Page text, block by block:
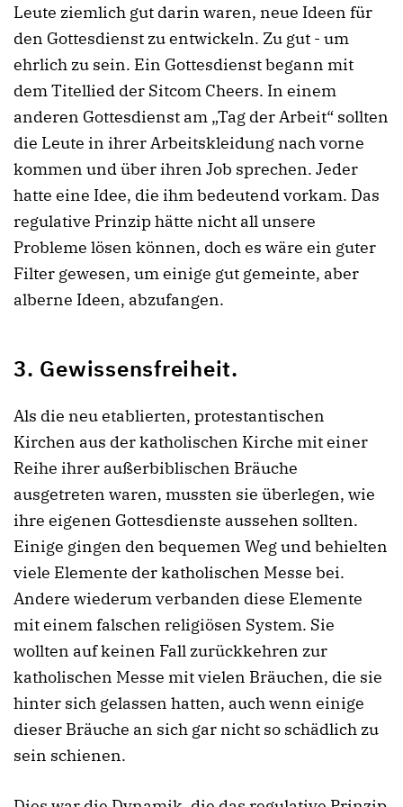
Leute ziemlich gut darin waren, neue Ideen für
den Gottesdienst zu entwickeln. Zu gut - um
ehrlich zu sein. Ein Gottesdienst begann mit
dem Titellied der Sitcom Cheers. In einem
anderen Gottesdienst am „Tag der Arbeit“ sollten
die Leute in ihrer Arbeitskleidung nach vorne
kommen und über ihren Job sprechen. Jeder
hatte eine Idee, die ihm bedeutend vorkam. Das
regulative Prinzip hätte nicht all unsere
Probleme lösen können, doch es wäre ein guter
Filter gewesen, um einige gut gemeinte, aber
alberne Ideen, abzufangen.
3. Gewissensfreiheit.
Als die neu etablierten, protestantischen
Kirchen aus der katholischen Kirche mit einer
Reihe ihrer außerbiblischen Bräuche
ausgetreten waren, mussten sie überlegen, wie
ihre eigenen Gottesdienste aussehen sollten.
Einige gingen den bequemen Weg und behielten
viele Elemente der katholischen Messe bei.
Andere wiederum verbanden diese Elemente
mit einem falschen religiösen System. Sie
wollten auf keinen Fall zurückkehren zur
katholischen Messe mit vielen Bräuchen, die sie
hinter sich gelassen hatten, auch wenn einige
dieser Bräuche an sich gar nicht so schädlich zu
sein schienen.